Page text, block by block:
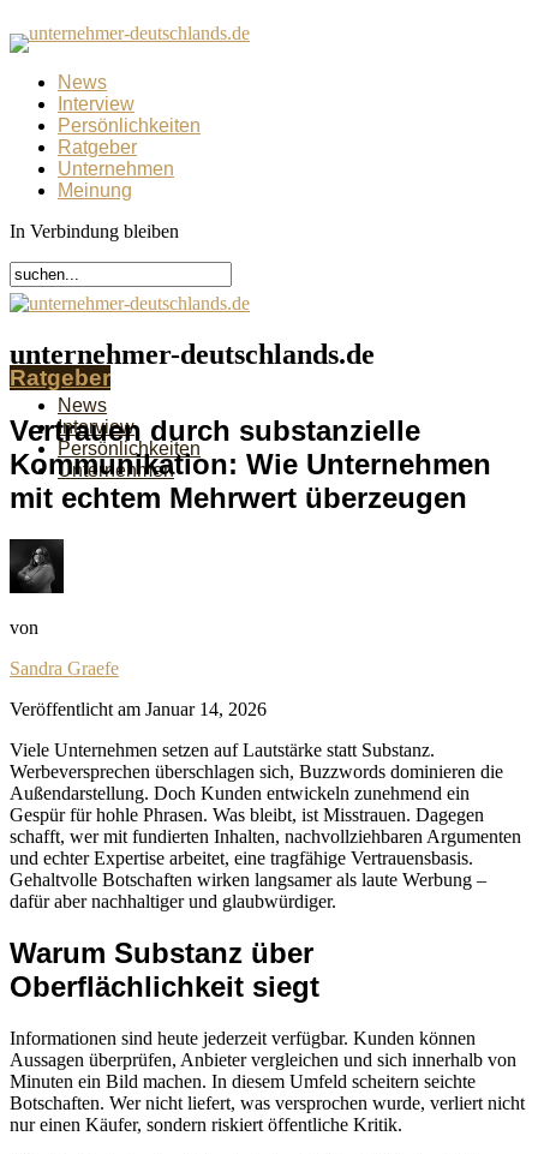
News
Interview
Persönlichkeiten
Ratgeber
Unternehmen
Meinung
In Verbindung bleiben
unternehmer-deutschlands.de
News
Interview
Persönlichkeiten
Unternehmen
Ratgeber
Vertrauen durch substanzielle
Kommunikation: Wie Unternehmen
mit echtem Mehrwert überzeugen
von
Sandra Graefe
Veröffentlicht am Januar 14, 2026
Viele Unternehmen setzen auf Lautstärke statt Substanz.
Werbeversprechen überschlagen sich, Buzzwords dominieren die
Außendarstellung. Doch Kunden entwickeln zunehmend ein
Gespür für hohle Phrasen. Was bleibt, ist Misstrauen. Dagegen
schafft, wer mit fundierten Inhalten, nachvollziehbaren Argumenten
und echter Expertise arbeitet, eine tragfähige Vertrauensbasis.
Gehaltvolle Botschaften wirken langsamer als laute Werbung –
dafür aber nachhaltiger und glaubwürdiger.
Warum Substanz über
Oberflächlichkeit siegt
Informationen sind heute jederzeit verfügbar. Kunden können
Aussagen überprüfen, Anbieter vergleichen und sich innerhalb von
Minuten ein Bild machen. In diesem Umfeld scheitern seichte
Botschaften. Wer nicht liefert, was versprochen wurde, verliert nicht
nur einen Käufer, sondern riskiert öffentliche Kritik.